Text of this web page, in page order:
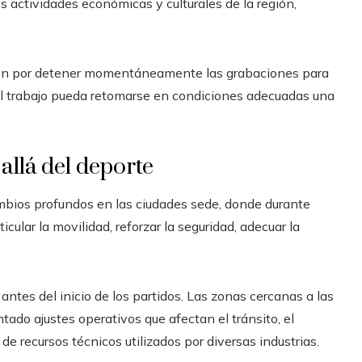
económicas y culturales de la región,
por detener momentáneamente las grabaciones para
pueda retomarse en condiciones adecuadas una
del deporte
profundos en las ciudades sede, donde durante
la movilidad, reforzar la seguridad, adecuar la
del inicio de los partidos. Las zonas cercanas a las
ajustes operativos que afectan el tránsito, el
recursos técnicos utilizados por diversas industrias.